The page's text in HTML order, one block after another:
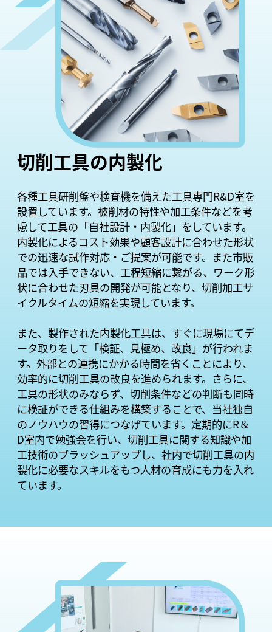
切削工具の内製化
各種工具研削盤や検査機を備えた工具専門R&D室を
設置しています。被削材の特性や加工条件などを考
慮して工具の「自社設計・内製化」をしています。
内製化によるコスト効果や顧客設計に合わせた形状
での迅速な試作対応・ご提案が可能です。また市販
品では入手できない、工程短縮に繋がる、ワーク形
状に合わせた刃具の開発が可能となり、切削加工サ
イクルタイムの短縮を実現しています。
また、製作された内製化工具は、すぐに現場にてデ
ータ取りをして「検証、見極め、改良」が行われま
す。外部との連携にかかる時間を省くことにより、
効率的に切削工具の改良を進められます。さらに、
工具の形状のみならず、切削条件などの判断も同時
に検証ができる仕組みを構築することで、当社独自
のノウハウの習得につなげています。定期的にR＆
D室内で勉強会を行い、切削工具に関する知識や加
工技術のブラッシュアップし、社内で切削工具の内
製化に必要なスキルをもつ人材の育成にも力を入れ
ています。